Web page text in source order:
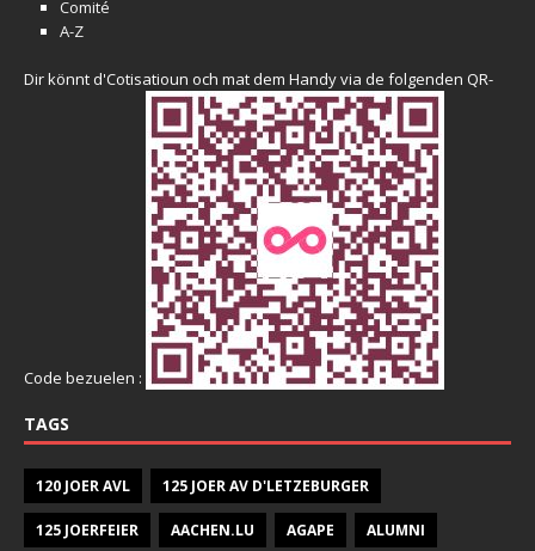
Comité
A-Z
Dir könnt d'Cotisatioun och mat dem Handy via de folgenden QR-
Code bezuelen :
TAGS
120 JOER AVL 125 JOER AV D'LETZEBURGER
125 JOERFEIER AACHEN.LU AGAPE ALUMNI